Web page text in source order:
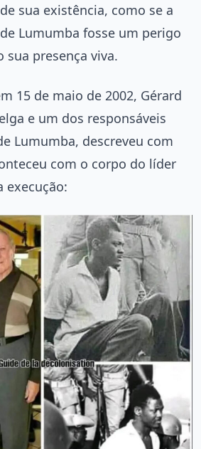
sua existência, como se a
Lumumba fosse um perigo
presença viva.
15 de maio de 2002, Gérard
e um dos responsáveis
Lumumba, descreveu com
com o corpo do líder
execução: